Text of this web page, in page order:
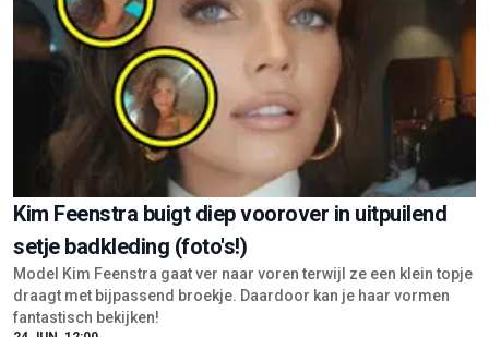
Kim Feenstra buigt diep voorover in uitpuilend
setje badkleding (foto's!)
Model Kim Feenstra gaat ver naar voren terwijl ze een klein topje
draagt met bijpassend broekje. Daardoor kan je haar vormen
fantastisch bekijken!